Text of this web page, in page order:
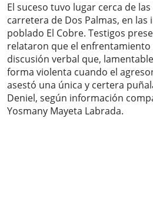
El suceso tuvo lugar cerca de las
carretera de Dos Palmas, en las
poblado El Cobre. Testigos
relataron que el enfrentamiento
discusión verbal que,
forma violenta cuando el
asestó una única y certera
Deniel, según información
Yosmany Mayeta Labrada.